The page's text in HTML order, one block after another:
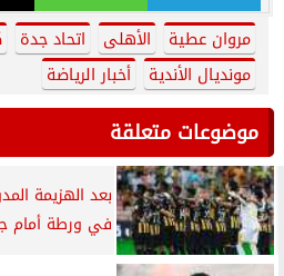
مروان عطية الأهلى اتحاد جدة
مونديال الأندية
أخبار الرياضة
موضوعات متعلقة
بعد الهزيمة
في ورطة أمام